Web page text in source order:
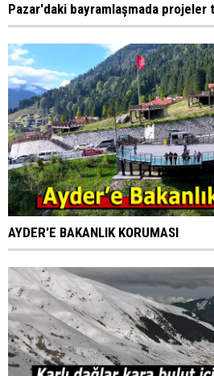
Pazar'daki bayramlaşmada projeler
AYDER'E BAKANLIK KORUMASI